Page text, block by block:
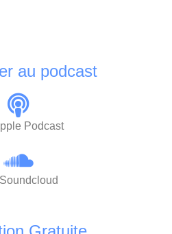
au podcast
Podcast